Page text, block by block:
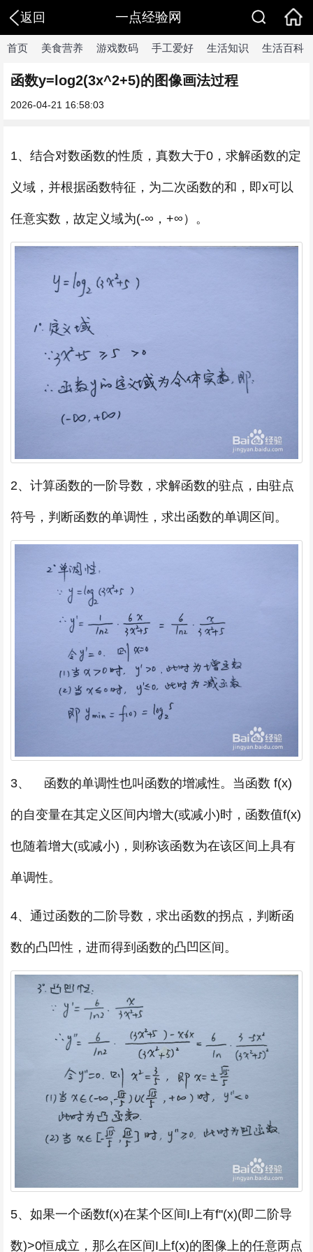
返回 一点经验网
首页 美食营养 游戏数码 手工爱好 生活知识 生活百科
函数y=log2(3x^2+5)的图像画法过程
2026-04-21 16:58:03
1、结合对数函数的性质，真数大于0，求解函数的定
义域，并根据函数特征，为二次函数的和，即x可以
任意实数，故定义域为(-∞，+∞）。
2、计算函数的一阶导数，求解函数的驻点，由驻点
符号，判断函数的单调性，求出函数的单调区间。
3、 函数的单调性也叫函数的增减性。当函数 f(x)
的自变量在其定义区间内增大(或减小)时，函数值f(x)
也随着增大(或减小)，则称该函数为在该区间上具有
单调性。
4、通过函数的二阶导数，求出函数的拐点，判断函
数的凸凹性，进而得到函数的凸凹区间。
5、如果一个函数f(x)在某个区间I上有f''(x)(即二阶导
数)>0恒成立，那么在区间I上f(x)的图像上的任意两点